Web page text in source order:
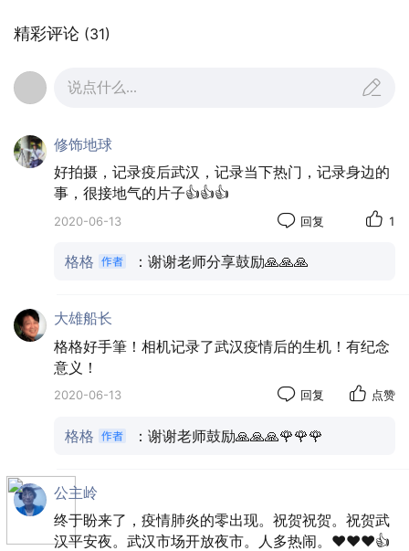
精彩评论 (31)
说点什么...
修饰地球
好拍摄，记录疫后武汉，记录当下热门，记录身边的
事，很接地气的片子👍👍👍
2020-06-13 回复 1
格格 ：谢谢老师分享鼓励🙏🙏🙏
大雄船长
格格好手筆！相机记录了武汉疫情后的生机！有纪念
意义！
2020-06-13 回复 点赞
格格 ：谢谢老师鼓励🙏🙏🙏🌹🌹🌹
公主岭
终于盼来了，疫情肺炎的零出现。祝贺祝贺。祝贺武
汉平安夜。武汉市场开放夜市。人多热闹。❤️❤️❤️👍